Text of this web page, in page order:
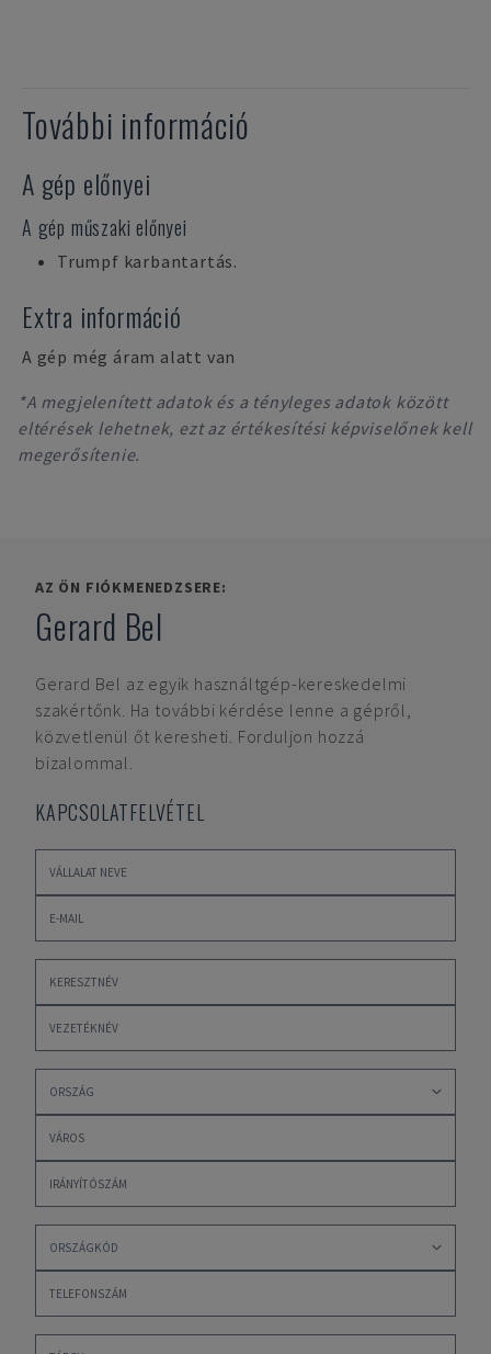
További információ
A gép előnyei
A gép műszaki előnyei
Trumpf karbantartás.
Extra információ
A gép még áram alatt van
*A megjelenített adatok és a tényleges adatok között
eltérések lehetnek, ezt az értékesítési képviselőnek kell
megerősítenie.
AZ ÖN FIÓKMENEDZSERE:
Gerard Bel
Gerard Bel az egyik használtgép-kereskedelmi
szakértőnk. Ha további kérdése lenne a gépről,
közvetlenül őt keresheti. Forduljon hozzá
bizalommal.
KAPCSOLATFELVÉTEL